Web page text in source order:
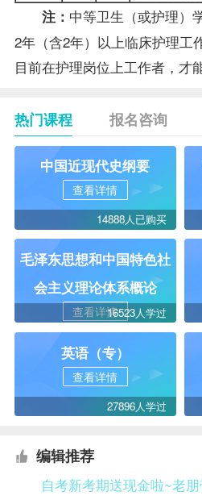
注： 中等卫生（或护理）
2年（含2年）以上临床护理工
目前在护理岗位上工作者，才
热门课程 报名咨询
中国近现代史纲要
查看详情
14888人已购买
毛泽东思想和中国特色社
会主义理论体系概论
查看详情16523人学过
英语（专）
查看详情
27896人学过
编辑推荐
自考新考期送现金啦~老